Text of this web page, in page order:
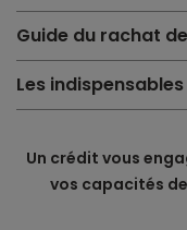
Guide du rachat
Les indispensables
Un crédit vous
vos capacités